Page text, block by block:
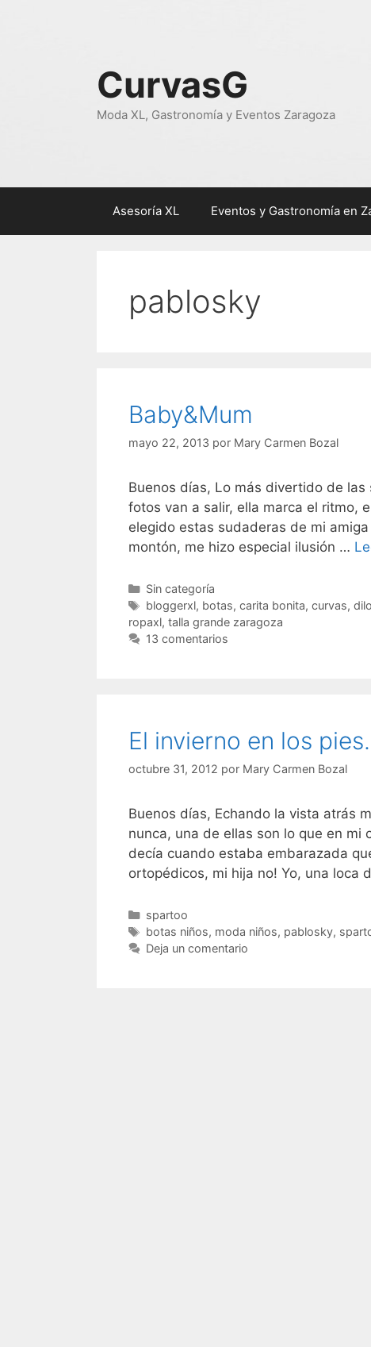
CurvasG
Moda XL, Gastronomía y Eventos Zaragoza
Asesoría XL Eventos y Gastronomía en
pablosky
Baby&Mum
mayo 22, 2013 por Mary Carmen Bozal
Buenos días, Lo más divertido de
fotos van a salir, ella marca el ritmo,
elegido estas sudaderas de mi
montón, me hizo especial ilusión …
Categorías
Sin categoría
Etiquetas
bloggerxl, botas, carita bonita, curvas,
ropaxl, talla grande zaragoza
13 comentarios
El invierno en los
octubre 31, 2012 por Mary Carmen Bozal
Buenos días, Echando la vista atrás
nunca, una de ellas son lo que en mi
decía cuando estaba embarazada
ortopédicos, mi hija no! Yo, una loca
Categorías
spartoo
Etiquetas
botas niños, moda niños, pablosky,
Deja un comentario